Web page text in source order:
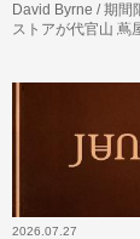
David Byrne / 期間
ストアが代官山 蔦
2026.07.27